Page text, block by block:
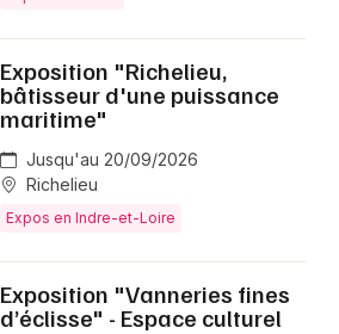
Exposition "Richelieu,
bâtisseur d'une puissance
maritime"
Jusqu'au 20/09/2026
Richelieu
Expos en Indre-et-Loire
Exposition "Vanneries fines
d’éclisse" - Espace culturel